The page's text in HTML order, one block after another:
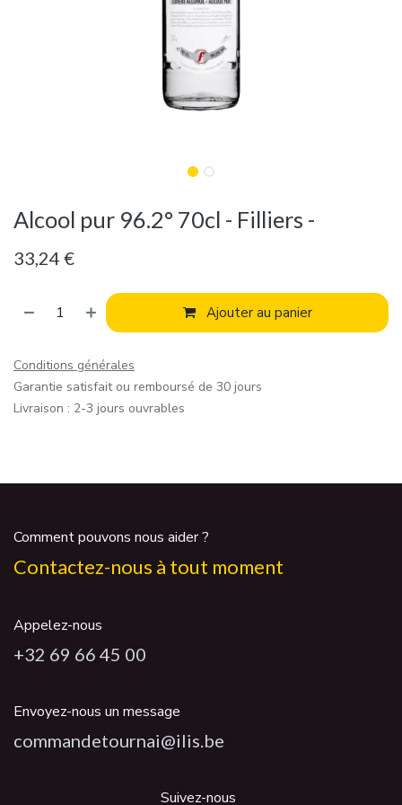
Alcool pur 96.2° 70cl - Filliers -
33,24 €
Ajouter au panier
Conditions générales
Garantie satisfait ou remboursé de 30 jours
Livraison : 2-3 jours ouvrables
Comment pouvons nous aider ?
Contactez-nous à tout moment
Appelez-nous
+32 69 66 45 00
Envoyez-nous un message
commandetournai@ilis.be
Suivez-nous